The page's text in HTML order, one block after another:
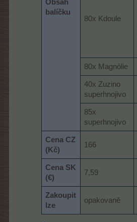
Obsah
balíčku
80x Kdoule
80x Magnólie
40x Zuzino
superhnojivo
85x
superhnojivo
Cena CZ
(Kč)
166
Cena SK
(€)
7,59
Zakoupit
lze
opakovaně